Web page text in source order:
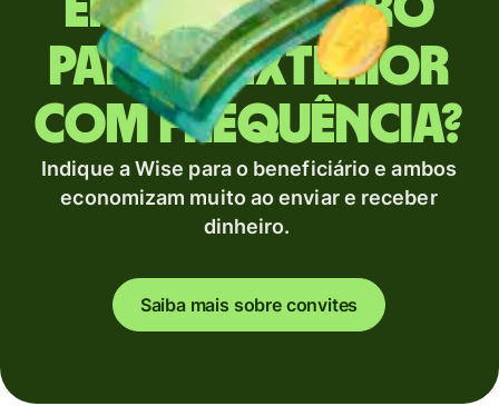
para o exterior
com frequência?
Indique a Wise para o beneficiário e ambos
economizam muito ao enviar e receber
dinheiro.
Saiba mais sobre convites